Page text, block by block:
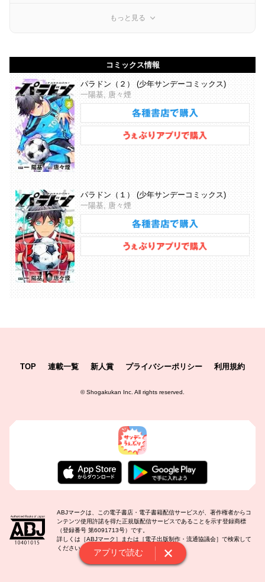
アプリで読む
もっと見る
コミックス情報
パラドン（２） (少年サンデーコミックス)
一陽基, 唐々煙
パラドン（１） (少年サンデーコミックス)
一陽基, 唐々煙
TOP 連載一覧 新人賞 プライバシーポリシー 利用規約
©Shogakukan Inc. All rights reserved.
ABJマークは、この電子書店・電子書籍配信サービスが、著作権者からコ
ンテンツ使用許諾を得た正規版配信サービスであることを示す登録商標
（登録番号 第6091713号）です。
詳しくは［ABJマーク］または［電子出版制作・流通協議会］で検索して
ください。